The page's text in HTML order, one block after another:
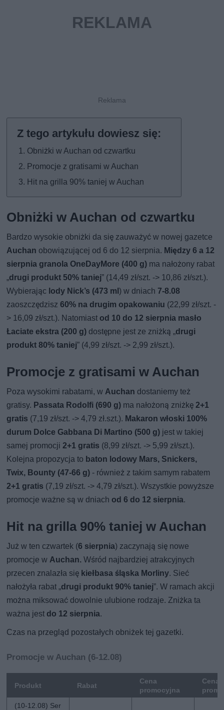
Obniżki w Auchan od czwartku
Promocje z gratisami w Auchan
Hit na grilla 90% taniej w Auchan
Obniżki w Auchan od czwartku
Bardzo wysokie obniżki da się zauważyć w nowej gazetce
Auchan obowiązującej od 6 do 12 sierpnia. Między 6 a 12
sierpnia granola OneDayMore (400 g) ma nałożony rabat
„drugi produkt 50% taniej” (14,49 zł/szt. -> 10,86 zł/szt.).
Wybierając lody Nick’s (473 ml) w dniach 7-8.08
zaoszczędzisz60% na drugim opakowaniu (22,99 zł/szt. -
> 16,09 zł/szt.). Natomiast od 10 do 12 sierpnia masło
Łaciate ekstra (200 g) dostępne jest ze zniżką „drugi
produkt 80% taniej” (4,99 zł/szt. -> 2,99 zł/szt.).
Promocje z gratisami w Auchan
Poza wysokimi rabatami, w Auchan dostaniemy też
gratisy. Passata Rodolfi (690 g) ma nałożoną zniżkę2+1
gratis (7,19 zł/szt. -> 4,79 zł.szt.). Makaron włoski 100%
durum Dolce Gabbana Di Martino (500 g) jest w takiej
samej promocji2+1 gratis (8,99 zł/szt. -> 5,99 zł/szt.).
Kolejna propozycja to baton lodowy Mars, Snickers,
Twix, Bounty (47-66 g) - również z takim samym rabatem
2+1 gratis (7,19 zł/szt. -> 4,79 zł/szt.). Wszystkie powyższe
promocje ważne są w dniach od 6 do 12 sierpnia.
Hit na grilla 90% taniej w Auchan
Już w ten czwartek (6 sierpnia) zaczynają się nowe
promocje w Auchan. Wśród najbardziej atrakcyjnych
przecen znalazła się kiełbasa śląska Morliny. Sieć
nałożyła rabat „drugi produkt 90% taniej”. W ramach akcji
można miksować dowolnie ulubione rodzaje. Zniżka ta
ważna jest do 12 sierpnia.
Czas na przegląd pozostałych obniżek tej gazetki.
Promocje w Auchan (6-12.08)
Produkt Rabat
Cena
promocyjna
Cena
(10-12.08) Ser